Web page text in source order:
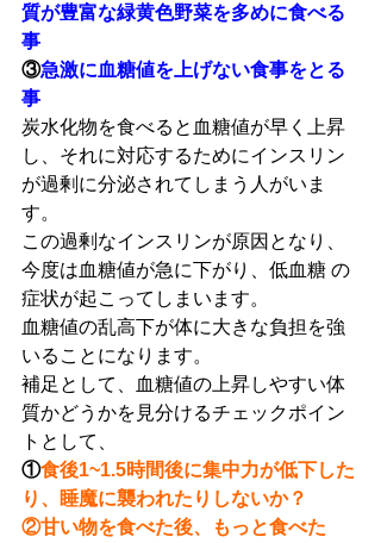
質が豊富な緑黄色野菜を多めに食べる
事
③急激に血糖値を上げない食事をとる
事
炭水化物を食べると血糖値が早く上昇
し、それに対応するためにインスリン
が過剰に分泌されてしまう人がいま
す。
この過剰なインスリンが原因となり、
今度は血糖値が急に下がり、低血糖 の
症状が起こってしまいます。
血糖値の乱高下が体に大きな負担を強
いることになります。
補足として、血糖値の上昇しやすい体
質かどうかを見分けるチェックポイン
トとして、
①食後1~1.5時間後に集中力が低下した
り、睡魔に襲われたりしないか？
②甘い物を食べた後、もっと食べた